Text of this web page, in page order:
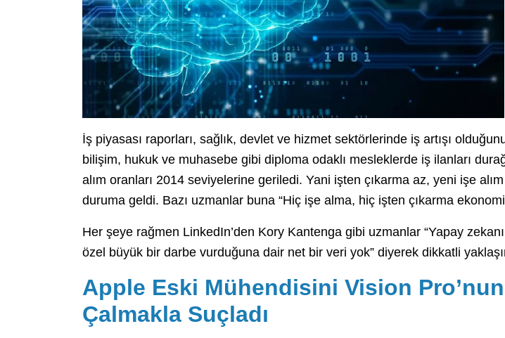
İş piyasası raporları, sağlık, devlet ve hizmet sektörlerinde iş artışı
bilişim, hukuk ve muhasebe gibi diploma odaklı mesleklerde iş ilanları
alım oranları 2014 seviyelerine geriledi. Yani işten çıkarma az, yeni işe
duruma geldi. Bazı uzmanlar buna “Hiç işe alma, hiç işten çıkarma
Her şeye rağmen LinkedIn’den Kory Kantenga gibi uzmanlar “Yapay
özel büyük bir darbe vurduğuna dair net bir veri yok” diyerek dikkatli
Apple Eski Mühendisini Vision Pro’nun
Çalmakla Suçladı